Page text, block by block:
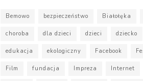
Bemowo bezpieczeństwo Białołęka
choroba dla dzieci dzieci dziecko
edukacja ekologiczny Facebook
Film fundacja Impreza Internet